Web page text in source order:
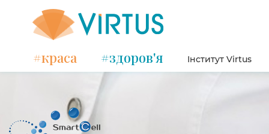
#краса #здоров'я Інститут Virtus